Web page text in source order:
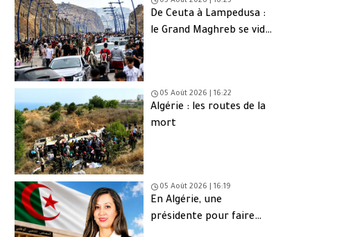
De Ceuta à Lampedusa :
le Grand Maghreb se vide
05 Août 2026 | 16:22
Algérie : les routes de la
mort
05 Août 2026 | 16:19
En Algérie, une
présidente pour faire